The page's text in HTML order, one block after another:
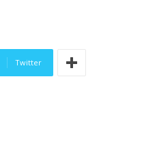
Twitter